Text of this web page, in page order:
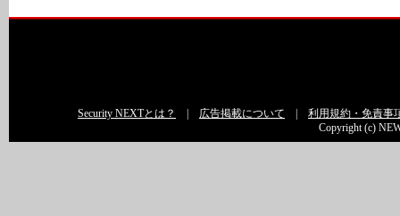
Security NEXTとは？ 広告掲載について
利用規約・免責事
Copyright (c)